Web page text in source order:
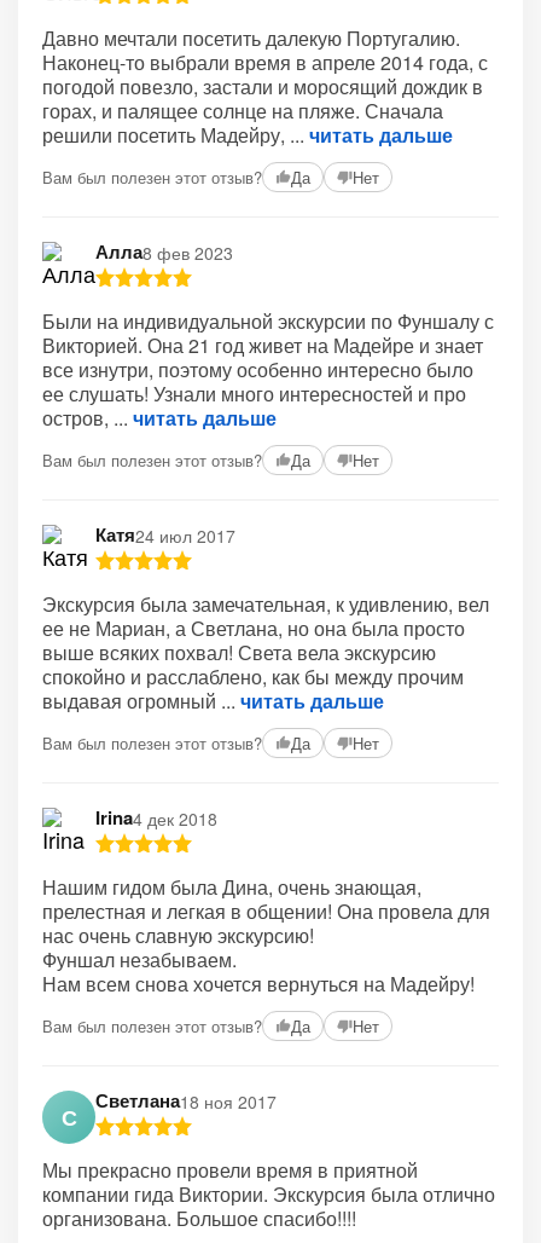
Давно мечтали посетить далекую Португалию.
Наконец-то выбрали время в апреле 2014 года, с
погодой повезло, застали и моросящий дождик в
горах, и палящее солнце на пляже. Сначала
решили посетить Мадейру,
читать дальше
Вам был полезен этот отзыв? Да Нет
Алла8 фев 2023
Были на индивидуальной экскурсии по Фуншалу с
Викторией. Она 21 год живет на Мадейре и знает
все изнутри, поэтому особенно интересно было
ее слушать! Узнали много интересностей и про
остров,
читать дальше
Вам был полезен этот отзыв? Да Нет
Катя24 июл 2017
Экскурсия была замечательная, к удивлению, вел
ее не Мариан, а Светлана, но она была просто
выше всяких похвал! Света вела экскурсию
спокойно и расслаблено, как бы между прочим
выдавая огромный
читать дальше
Вам был полезен этот отзыв? Да Нет
Irina4 дек 2018
Нашим гидом была Дина, очень знающая,
прелестная и легкая в общении! Она провела для
нас очень славную экскурсию!
Фуншал незабываем.
Нам всем снова хочется вернуться на Мадейру!
Вам был полезен этот отзыв? Да Нет
С
Светлана18 ноя 2017
Мы прекрасно провели время в приятной
компании гида Виктории. Экскурсия была отлично
организована. Большое спасибо!!!!